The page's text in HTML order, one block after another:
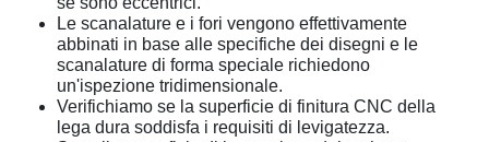
Le scanalature e i fori vengono effettivamente
abbinati in base alle specifiche dei disegni e le
scanalature di forma speciale richiedono
un'ispezione tridimensionale.
Verifichiamo se la superficie di finitura CNC della
lega dura soddisfa i requisiti di levigatezza.